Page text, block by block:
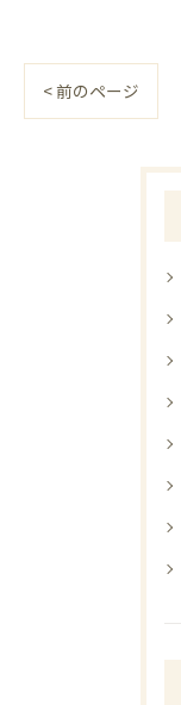
< 前のページ